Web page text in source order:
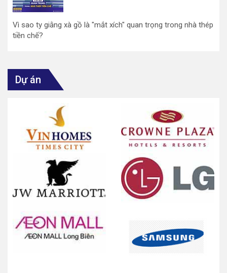
Vì sao ty giằng xà gồ là "mắt xích" quan trọng trong nhà thép
tiền chế?
Dự án